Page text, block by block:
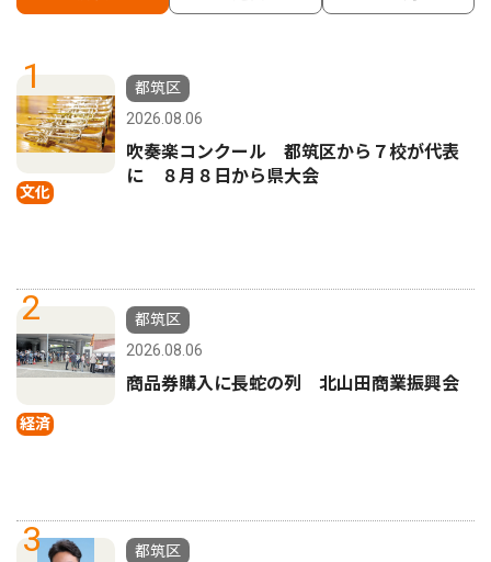
1
文化
都筑区
2026.08.06
吹奏楽コンクール 都筑区から７校が代表
に ８月８日から県大会
2
経済
都筑区
2026.08.06
商品券購入に長蛇の列 北山田商業振興会
3
都筑区